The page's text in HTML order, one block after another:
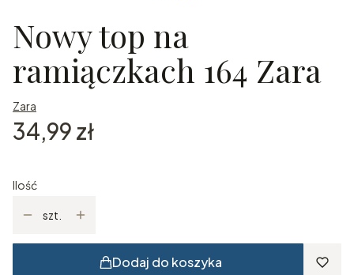
Nowy top na
ramiączkach 164 Zara
Zara
Cena
34,99 zł
Ilość
szt.
Dodaj do koszyka